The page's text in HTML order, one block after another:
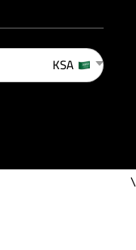
KSA
\